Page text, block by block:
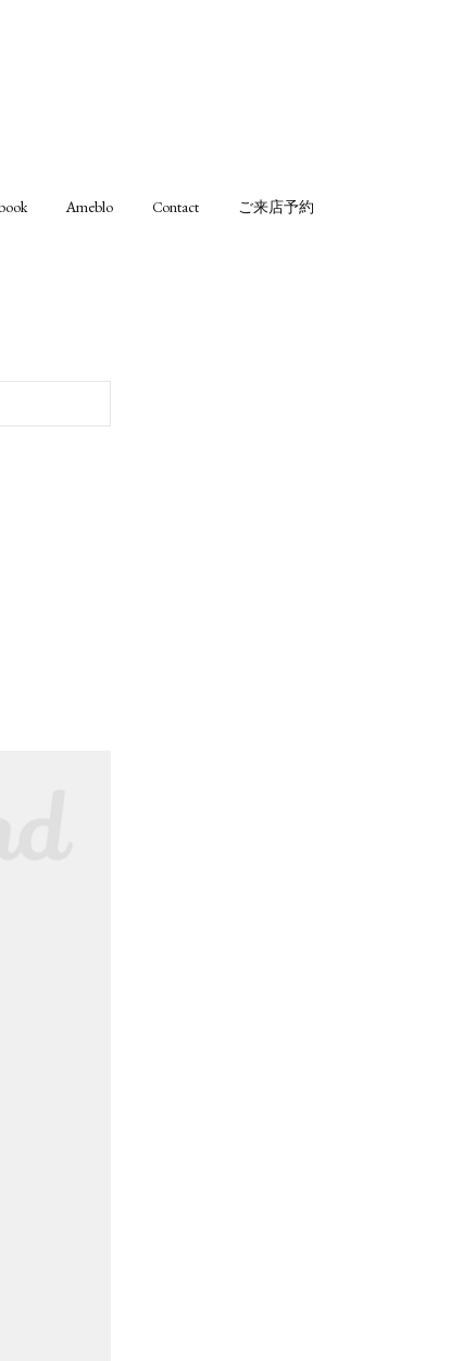
Ameblo Contact ご来店予約